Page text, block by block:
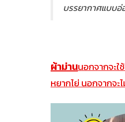
บรรยากาศแบบ
ผ้าม่านนอกจากจะ
หยากไย่ นอกจากจ